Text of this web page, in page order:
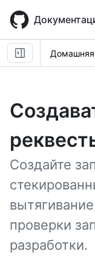
main
content
Домашняя
Создайте
проверки
разработки.